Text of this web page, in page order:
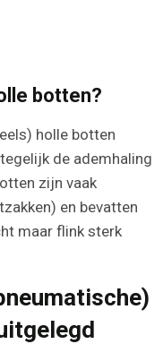
botten?
holle botten
de ademhaling
zijn vaak
en bevatten
maar flink sterk